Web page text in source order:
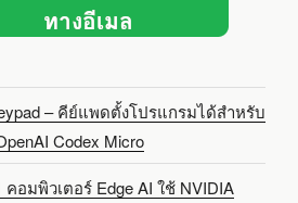
– คีย์แพดตั้งโปรแกรมได้สำหรับ
Codex Micro
คอมพิวเตอร์ Edge AI ใช้ NVIDIA